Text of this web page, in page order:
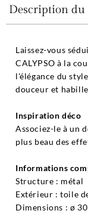
Description
Laissez-vous
CALYPSO à la
l'élégance du
douceur et
Inspiration déco
Associez-le à un
plus beau des
Informations
Structure : métal
Extérieur : toile
Dimensions : ø